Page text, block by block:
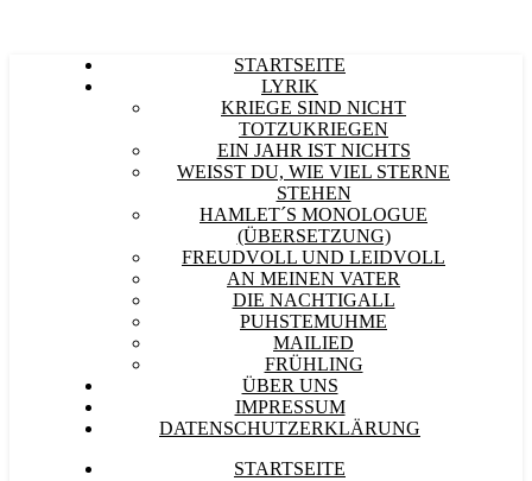
STARTSEITE
LYRIK
KRIEGE SIND NICHT
TOTZUKRIEGEN
EIN JAHR IST NICHTS
WEISST DU, WIE VIEL STERNE S
TEHEN
HAMLET´S MONOLOGUE
(ÜBERSETZUNG)
FREUDVOLL UND LEIDVOLL
AN MEINEN VATER
DIE NACHTIGALL
PUHSTEMUHME
MAILIED
FRÜHLING
ÜBER UNS
IMPRESSUM
DATENSCHUTZERKLÄRUNG
STARTSEITE